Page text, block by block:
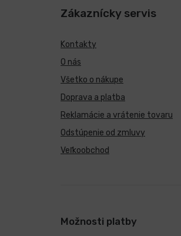
Zákaznícky servis
Kontakty
O nás
Všetko o nákupe
Doprava a platba
Reklamácie a vrátenie tovaru
Odstúpenie od zmluvy
Veľkoobchod
Možnosti platby